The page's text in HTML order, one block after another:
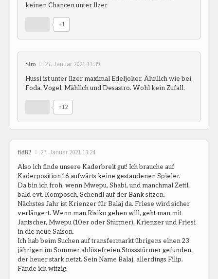
keinen Chancen unter Ilzer
+1
Siro 27. Januar 2021 11:39
Hussi ist unter Ilzer maximal Edeljoker. Ähnlich wie bei
Foda, Vogel, Mählich und Desastro. Wohl kein Zufall.
+12
fid82 27. Januar 2021 13:24
Also ich finde unsere Kaderbreit gut! Ich brauche auf
Kaderposition 16 aufwärts keine gestandenen Spieler.
Da bin ich froh, wenn Mwepu, Shabi, und manchmal Zettl,
bald evt. Komposch, Schendl auf der Bank sitzen.
Nächstes Jahr ist Krienzer für Balaj da. Friese wird sicher
verlängert. Wenn man Risiko gehen will, geht man mit
Jantscher, Mwepu (10er oder Stürmer), Krienzer und Friesi
in die neue Saison.
Ich hab beim Suchen auf transfermarkt übrigens einen 23
jährigen im Sommer ablösefreien Stossstürmer gefunden,
der heuer stark netzt. Sein Name Balaj, allerdings Filip.
Fände ich witzig.